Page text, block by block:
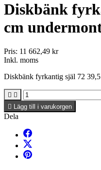
Diskbänk
cm
Pris: 11 662,49 kr
Inkl. moms
Diskbänk fyrkantig själ 72
 
 Lägg till i varukorgen
Dela